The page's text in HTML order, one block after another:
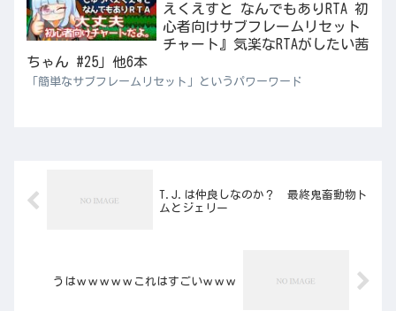
えくえすと なんでもありRTA 初
心者向けサブフレームリセット
チャート』気楽なRTAがしたい茜
ちゃん #25」他6本
「簡単なサブフレームリセット」というパワーワード
T.J.は仲良しなのか？ 最終鬼畜動物ト
ムとジェリー
うはｗｗｗｗｗこれはすごいｗｗｗ